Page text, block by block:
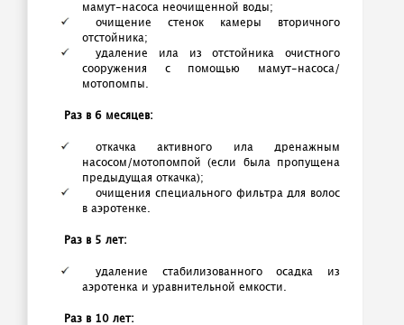
мамут-насоса неочищенной воды;
очищение стенок камеры вторичного
отстойника;
удаление ила из отстойника очистного
сооружения с помощью мамут-насоса/
мотопомпы.
Раз в 6 месяцев:
откачка активного ила дренажным
насосом/мотопомпой (если была пропущена
предыдущая откачка);
очищения специального фильтра для волос
в аэротенке.
Раз в 5 лет:
удаление стабилизованного осадка из
аэротенка и уравнительной емкости.
Раз в 10 лет: